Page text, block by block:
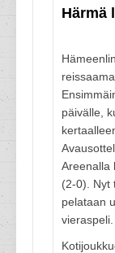
Härmä
päivälle,
Areenalla
(2-0). Nyt
pelataan
vieraspeli.